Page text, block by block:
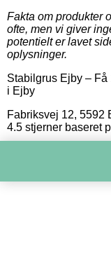
Fakta om produkter
ofte, men vi giver
potentielt er lavet
oplysninger.
Stabilgrus Ejby – Få
i Ejby
Fabriksvej 12, 5592
4.5 stjerner baseret